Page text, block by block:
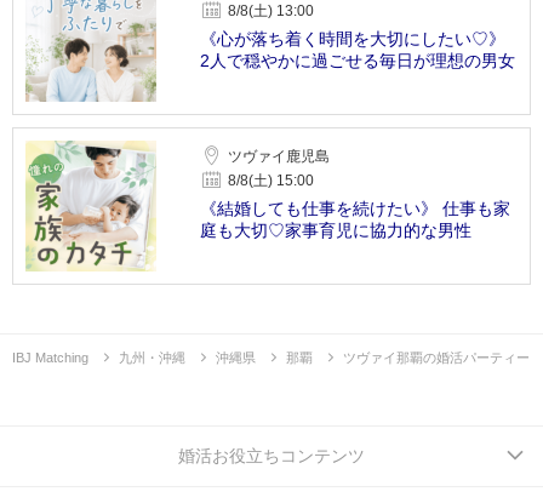
8/8(土) 13:00
《心が落ち着く時間を大切にしたい♡》
2人で穏やかに過ごせる毎日が理想の男女
ツヴァイ鹿児島
8/8(土) 15:00
《結婚しても仕事を続けたい》 仕事も家
庭も大切♡家事育児に協力的な男性
IBJ Matching 九州・沖縄 沖縄県 那覇 ツヴァイ那覇の婚活パーティー
婚活お役立ちコンテンツ